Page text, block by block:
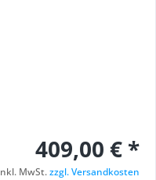
409,00 € *
MwSt.zzgl. Versandkosten